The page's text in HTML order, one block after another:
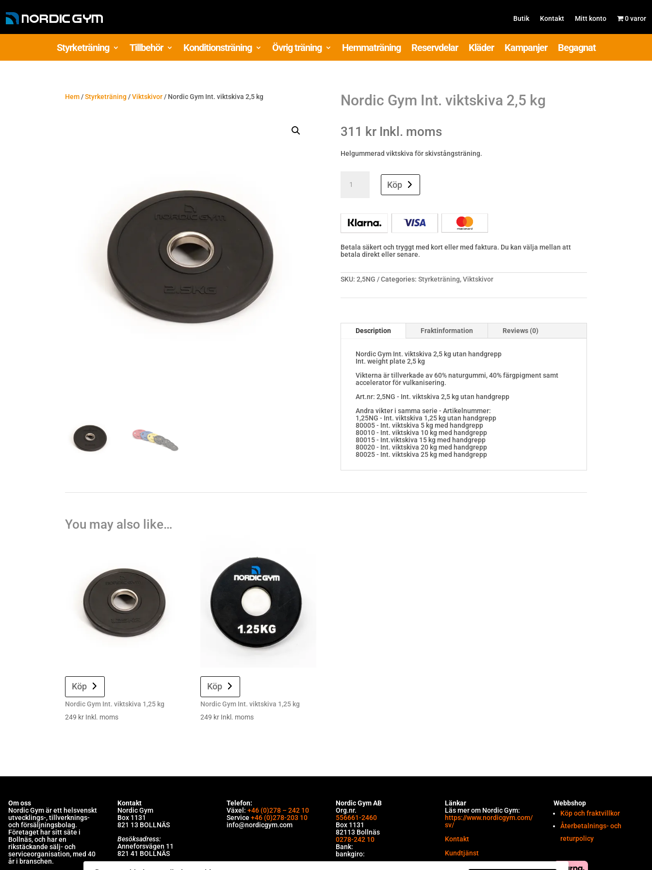
Butik Kontakt Mitt konto 0 varor
Styrketräning Tillbehör Konditionsträning Övrig träning Hemmaträning Reservdelar Kläder Kampanjer Begagnat
Hem/Styrketräning /Viktskivor/ Nordic Gym Int. viktskiva 2,5 kg Nordic Gym Int. viktskiva 2,5 kg
311 kr Inkl. moms
Helgummerad viktskiva för skivstångsträning.
Gym
quantity
Köp
Betala säkert och tryggt med kort eller med faktura. Du kan välja mellan att
betala direkt eller senare.
SKU: 2,5NG Categories: Styrketräning,Viktskivor
Description Fraktinformation Reviews (0)
Nordic Gym Int. viktskiva 2,5 kg utan handgrepp
Int. weight plate 2,5 kg
Vikterna är tillverkade av 60% naturgummi, 40% färgpigment samt
accelerator för vulkanisering.
Art.nr: 2,5NG - Int. viktskiva 2,5 kg utan handgrepp
Andra vikter i samma serie - Artikelnummer:
1,25NG - Int. viktskiva 1,25 kg utan handgrepp
80005 - Int. viktskiva 5 kg med handgrepp
80010 - Int. viktskiva 10 kg med handgrepp
80015 - Int.viktskiva 15 kg med handgrepp
80020 - Int. viktskiva 20 kg med handgrepp
80025 - Int. viktskiva 25 kg med handgrepp
You may also like…
Köp
Nordic Gym Int. viktskiva 1,25 kg
249 kr Inkl. moms
Köp
Nordic Gym Int. viktskiva 1,25 kg
249 kr Inkl. moms
Om oss
Nordic Gym är ett helsvenskt
utvecklings-, tillverknings-
och försäljningsbolag.
Företaget har sitt säte i
Bollnäs, och har en
rikstäckande sälj- och
serviceorganisation, med 40
år i branschen.
Kontakt
Nordic Gym
Box 1131
821 13 BOLLNÄS
Besöksadress:
Anneforsvägen 11
821 41 BOLLNÄS
Telefon:
Växel: +46 (0)278 – 242 10
Service +46 (0)278-203 10
info@nordicgym.com
Nordic Gym AB
Org.nr.
556661-2460
Box 1131
82113 Bollnäs
0278-242 10
Bank:
bankgiro:
Länkar
Läs mer om Nordic Gym:
https://www.nordicgym.com/
sv/
Kontakt
Kundtjänst
Webbshop
Köp och fraktvillkor
Återbetalnings- och
returpolicy